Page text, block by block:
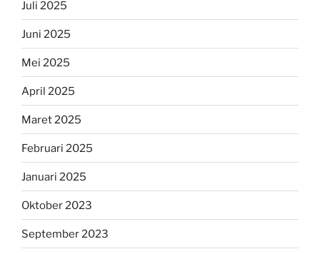
Juli 2025
Juni 2025
Mei 2025
April 2025
Maret 2025
Februari 2025
Januari 2025
Oktober 2023
September 2023